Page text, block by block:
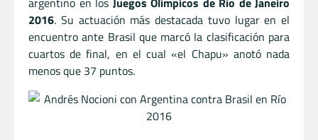
2016. Su actuación más destacada tuvo lugar en el
encuentro ante Brasil que marcó la clasificación para
cuartos de final, en el cual «el Chapu» anotó nada
menos que 37 puntos.